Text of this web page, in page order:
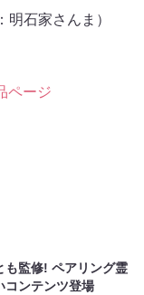
石家さんま）
ページ
も監修! ペアリング霊
コンテンツ登場